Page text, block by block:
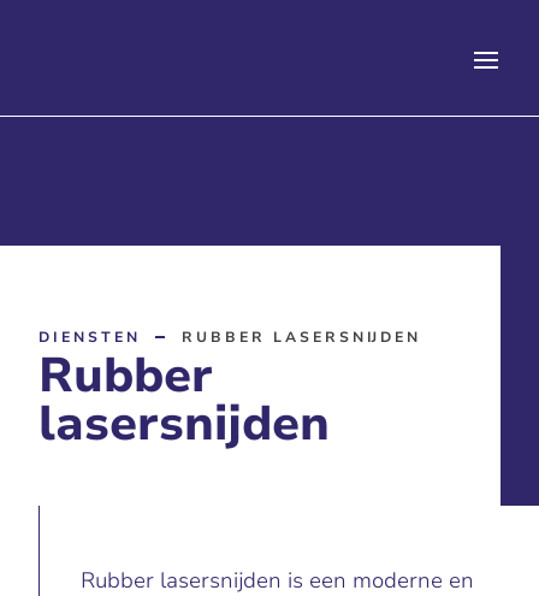
DIENSTEN RUBBER LASERSNIJDEN
Rubber
lasersnijden
Rubber lasersnijden is een moderne en